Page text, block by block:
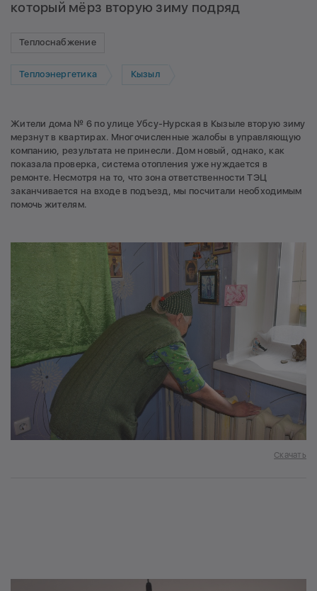
который мёрз вторую зиму подряд
Теплоснабжение
Теплоэнергетика Кызыл
Жители дома № 6 по улице Убсу-Нурская в Кызыле вторую зиму
мерзнут в квартирах. Многочисленные жалобы в управляющую
компанию, результата не принесли. Дом новый, однако, как
показала проверка, система отопления уже нуждается в
ремонте. Несмотря на то, что зона ответственности ТЭЦ
заканчивается на входе в подъезд, мы посчитали необходимым
помочь жителям.
Скачать